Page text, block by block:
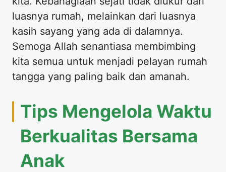
luasnya rumah, melainkan dari luasnya
kasih sayang yang ada di dalamnya.
Semoga Allah senantiasa membimbing
kita semua untuk menjadi pelayan rumah
tangga yang paling baik dan amanah.
Tips Mengelola Waktu
Berkualitas Bersama
Anak